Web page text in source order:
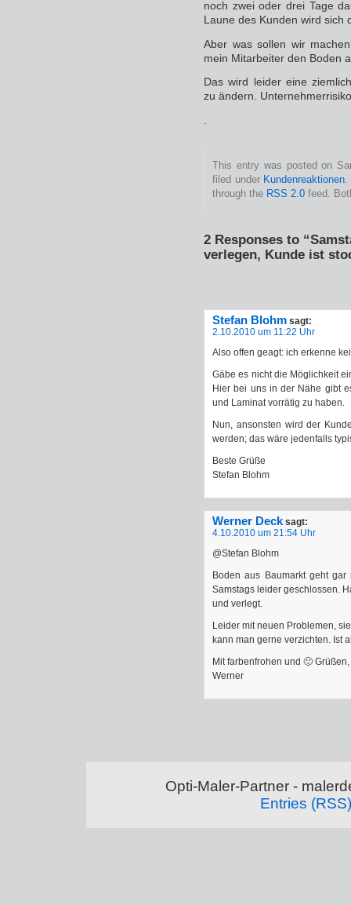
noch zwei oder drei Tage
Laune des Kunden wird sich
Aber was sollen wir
mein Mitarbeiter den Boden
Das wird leider eine
zu ändern.
This entry was posted on
filed under Kundenreaktionen
through the RSS 2.0 feed.
2 Responses to
verlegen, Kunde ist
Stefan Blohm sagt:
2.10.2010 um 11:22 Uhr
Also offen geagt: ich erkenne
Gäbe es nicht die Möglichkeit
Hier bei uns in der Nähe gibt
und Laminat vorrätig zu haben.
Nun, ansonsten wird der
werden; das wäre jedenfalls
Beste Grüße
Stefan Blohm
Werner Deck sagt:
4.10.2010 um 21:54 Uhr
@Stefan Blohm
Boden aus Baumarkt geht gar
Samstags leider geschlossen.
und verlegt.
Leider mit neuen Problemen,
kann man gerne verzichten. Ist
Mit farbenfrohen und 🙂
Werner
Opti-Maler-Partner -
Entries (RSS)